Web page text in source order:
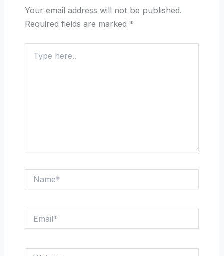
Your email address will not be published.
Required fields are marked *
here..